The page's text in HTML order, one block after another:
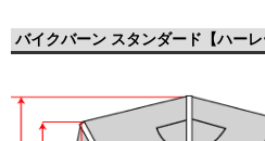
バイクバーン スタンダード【ハーレ